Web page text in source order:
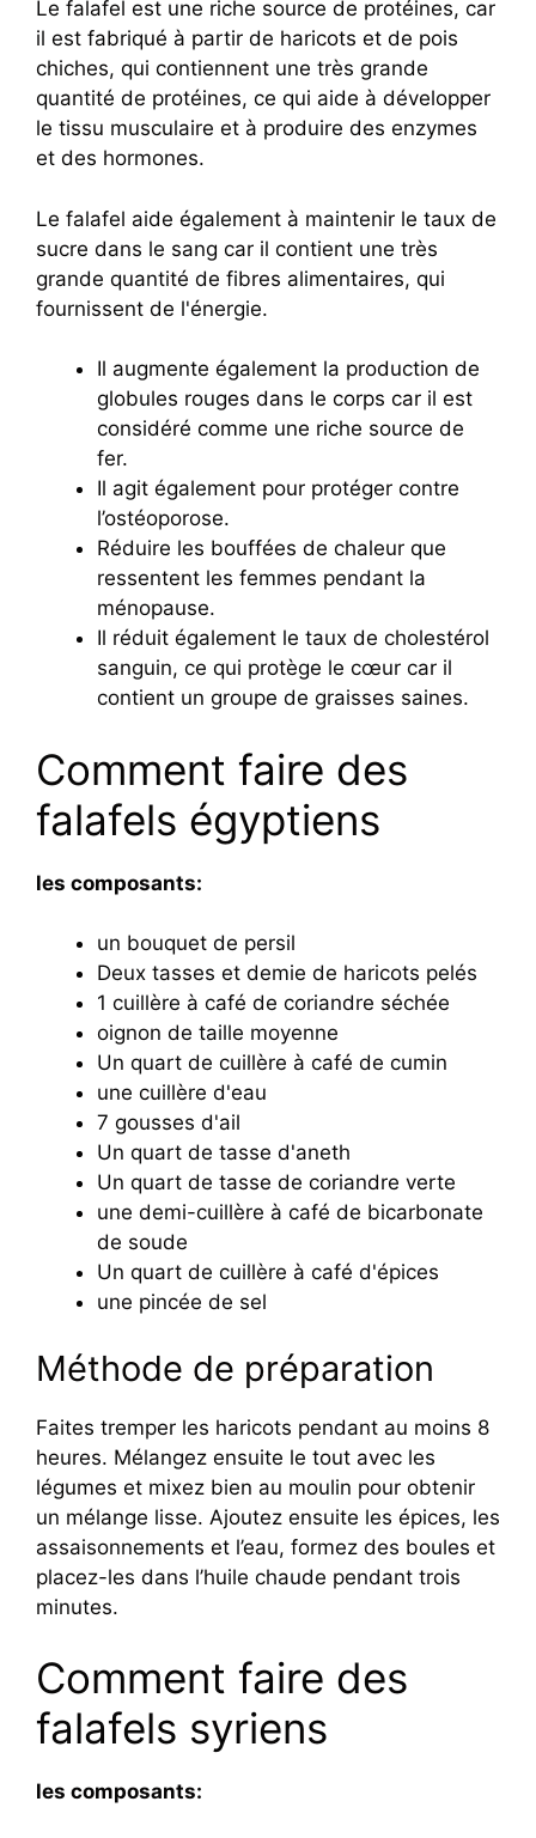
Le falafel est une riche source de protéines, car
il est fabriqué à partir de haricots et de pois
chiches, qui contiennent une très grande
quantité de protéines, ce qui aide à développer
le tissu musculaire et à produire des enzymes
et des hormones.
Le falafel aide également à maintenir le taux de
sucre dans le sang car il contient une très
grande quantité de fibres alimentaires, qui
fournissent de l'énergie.
Il augmente également la production de
globules rouges dans le corps car il est
considéré comme une riche source de
fer.
Il agit également pour protéger contre
l’ostéoporose.
Réduire les bouffées de chaleur que
ressentent les femmes pendant la
ménopause.
Il réduit également le taux de cholestérol
sanguin, ce qui protège le cœur car il
contient un groupe de graisses saines.
Comment faire des
falafels égyptiens
les composants:
un bouquet de persil
Deux tasses et demie de haricots pelés
1 cuillère à café de coriandre séchée
oignon de taille moyenne
Un quart de cuillère à café de cumin
une cuillère d'eau
7 gousses d'ail
Un quart de tasse d'aneth
Un quart de tasse de coriandre verte
une demi-cuillère à café de bicarbonate
de soude
Un quart de cuillère à café d'épices
une pincée de sel
Méthode de préparation
Faites tremper les haricots pendant au moins 8
heures. Mélangez ensuite le tout avec les
légumes et mixez bien au moulin pour obtenir
un mélange lisse. Ajoutez ensuite les épices, les
assaisonnements et l’eau, formez des boules et
placez-les dans l’huile chaude pendant trois
minutes.
Comment faire des
falafels syriens
les composants: